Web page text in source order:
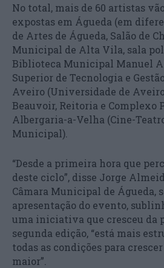
No total, mais de 60 artistas
expostas em Águeda (em
de Artes de Águeda, Salão de
Municipal de Alta Vila, sala
Biblioteca Municipal Manuel
Superior de Tecnologia e
Aveiro (Universidade de
Beauvoir, Reitoria e Complexo
Albergaria-a-Velha (Cine-
Municipal).
“Desde a primeira hora que
deste ciclo”, disse Jorge
Câmara Municipal de Águeda,
apresentação do evento,
uma iniciativa que cresceu da
segunda edição, “está mais
todas as condições para
maior”.